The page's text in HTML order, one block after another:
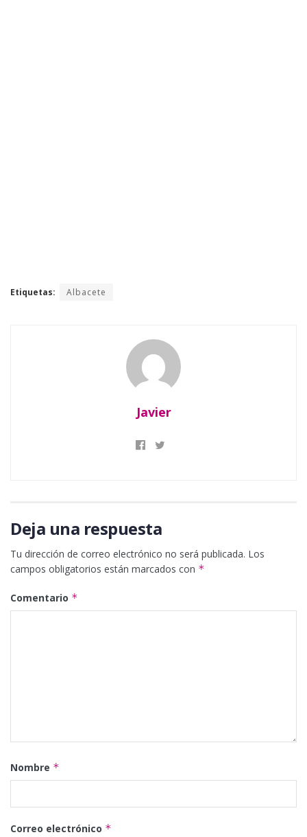
Etiquetas: Albacete
Javier
Deja una respuesta
Tu dirección de correo electrónico no será publicada. Los
campos obligatorios están marcados con *
Comentario *
Nombre *
Correo electrónico *